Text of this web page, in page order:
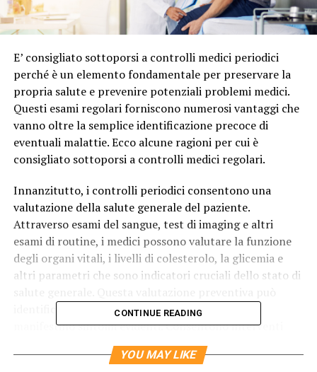
E’ consigliato sottoporsi a controlli medici periodici
perché è un elemento fondamentale per preservare la
propria salute e prevenire potenziali problemi medici.
Questi esami regolari forniscono numerosi vantaggi che
vanno oltre la semplice identificazione precoce di
eventuali malattie. Ecco alcune ragioni per cui è
consigliato sottoporsi a controlli medici regolari.
Innanzitutto, i controlli periodici consentono una
valutazione della salute generale del paziente.
Attraverso esami del sangue, test di imaging e altri
esami di routine, i medici possono valutare la funzione
degli organi vitali, i livelli di colesterolo, la glicemia e
altri parametri che sono indicatori cruciali dello stato di
identificare problemi potenziali prima che si
manifestino sintomi evidenti. Consentono interventi
tempestivi e migliorano le probabilità di successo nella
gestione di malattie o condizioni.
CONTINUE READING
YOU MAY LIKE